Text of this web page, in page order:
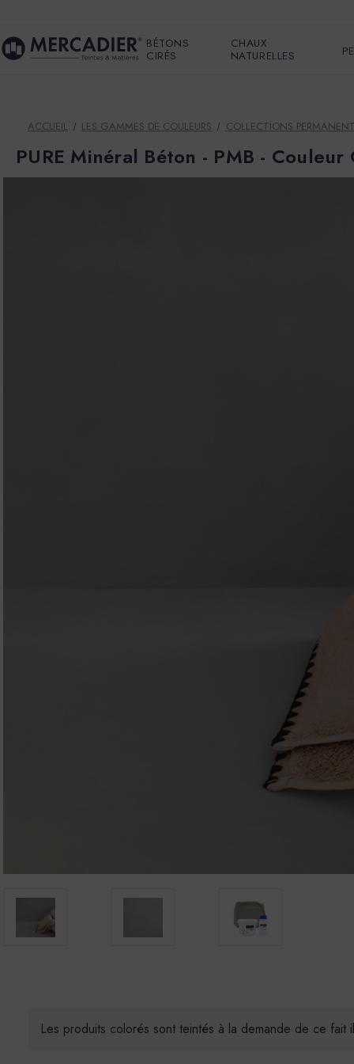
BÉTONS
CIRÉS
CHAUX
NATURELLES
ACCUEIL LES GAMMES DE COULEURS COLLECTIONS
PURE Minéral Béton - PMB - Couleur
Les produits colorés sont teintés à la demande de ce